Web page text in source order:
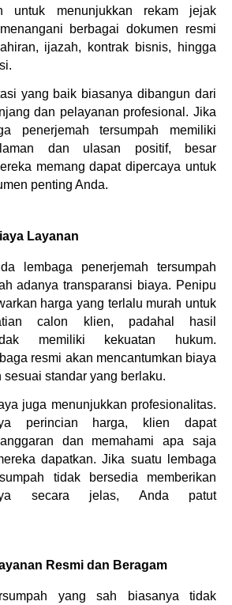
untuk menunjukkan rekam jejak
berbagai dokumen resmi
ijazah, kontrak bisnis, hingga
yang baik biasanya dibangun dari
dan pelayanan profesional. Jika
penerjemah tersumpah memiliki
dan ulasan positif, besar
memang dapat dipercaya untuk
penting Anda.
Layanan
lembaga penerjemah tersumpah
adanya transparansi biaya. Penipu
harga yang terlalu murah untuk
calon klien, padahal hasil
memiliki kekuatan hukum.
resmi akan mencantumkan biaya
standar yang berlaku.
juga menunjukkan profesionalitas.
perincian harga, klien dapat
dan memahami apa saja
dapatkan. Jika suatu lembaga
tidak bersedia memberikan
secara jelas, Anda patut
Resmi dan Beragam
yang sah biasanya tidak